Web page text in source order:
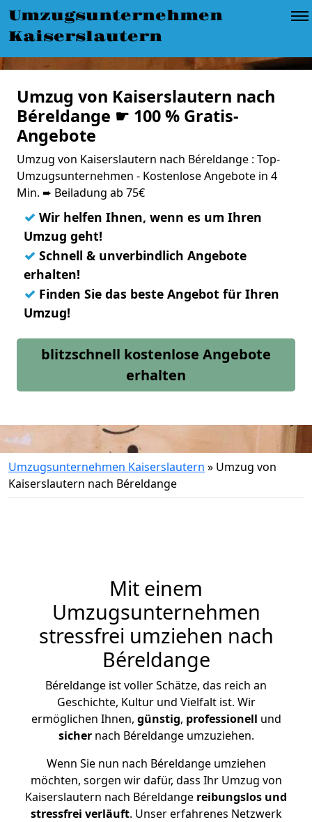
Umzugsunternehmen
Kaiserslautern
Umzug von Kaiserslautern nach
Béreldange ☛ 100 % Gratis-
Angebote
Umzug von Kaiserslautern nach Béreldange : Top-
Umzugsunternehmen - Kostenlose Angebote in 4
Min. ➨ Beiladung ab 75€
✓ Wir helfen Ihnen, wenn es um Ihren
Umzug geht!
✓ Schnell & unverbindlich Angebote
erhalten!
✓ Finden Sie das beste Angebot für Ihren
Umzug!
blitzschnell kostenlose Angebote
erhalten
Umzugsunternehmen Kaiserslautern » Umzug von
Kaiserslautern nach Béreldange
Mit einem
Umzugsunternehmen
stressfrei umziehen nach
Béreldange
Béreldange ist voller Schätze, das reich an
Geschichte, Kultur und Vielfalt ist. Wir
ermöglichen Ihnen, günstig, professionell und
sichernach Béreldange umzuziehen.
Wenn Sie nun nach Béreldange umziehen
möchten, sorgen wir dafür, dass Ihr Umzug von
Kaiserslautern nach Béreldange reibungslos und
stressfrei verläuft. Unser erfahrenes Netzwerk